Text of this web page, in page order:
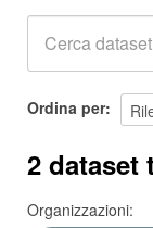
Ordina per
2 dataset
Organizzazioni: